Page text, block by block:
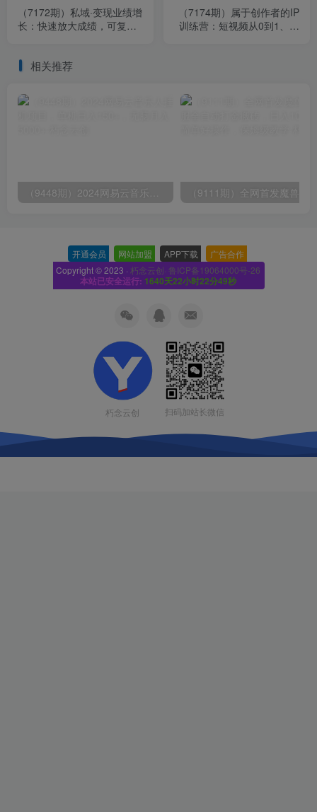
（7172期）私域·变现业绩增
长：快速放大成绩，可复制
（7174期）属于创作者的IP
训练营：短视频从0到1、思
相关推荐
开通会员 网站加盟 APP下载 广告合作
Copyright © 2023 · 朽念云创· 鲁ICP备19064000号-26
本站已安全运行: 1640天22小时22分50秒
朽念云创 扫码加站长微信